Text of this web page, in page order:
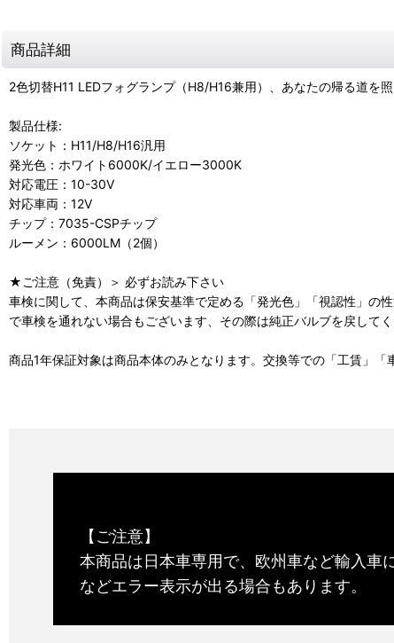
商品詳細
2色切替H11 LEDフォグランプ（H8/H16兼用）、あなたの帰る道を照
製品仕様:
ソケット：H11/H8/H16汎用
発光色：ホワイト6000K/イエロー3000K
対応電圧：10-30V
対応車両：12V
チップ：7035-CSPチップ
ルーメン：6000LM（2個）
★ご注意（免責）＞ 必ずお読み下さい
車検に関して、本商品は保安基準で定める「発光色」「視認性」の
で車検を通れない場合もございます、その際は純正バルブを戻してく
商品1年保証対象は商品本体のみとなります。交換等での「工賃」「
【ご注意】
本商品は日本車専用で、欧州車など輸入車
などエラー表示が出る場合もあります。